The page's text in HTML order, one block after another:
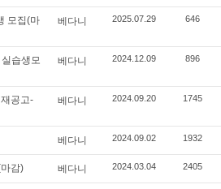
모집(마
베다니 2025.07.29 646
습생모
베다니 2024.12.09 896
공고-
베다니 2024.09.20 1745
베다니 2024.09.02 1932
감) 베다니 2024.03.04 2405